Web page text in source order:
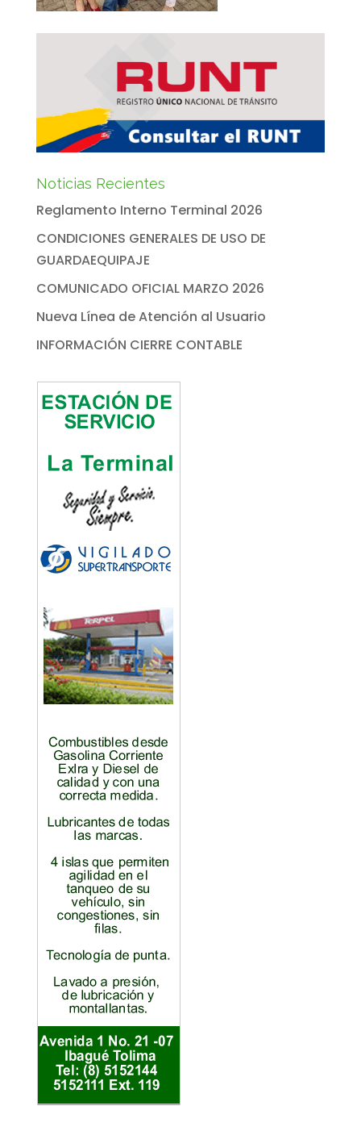
Noticias Recientes
Reglamento Interno Terminal 2026
CONDICIONES GENERALES DE USO DE
GUARDAEQUIPAJE
COMUNICADO OFICIAL MARZO 2026
Nueva Línea de Atención al Usuario
INFORMACIÓN CIERRE CONTABLE